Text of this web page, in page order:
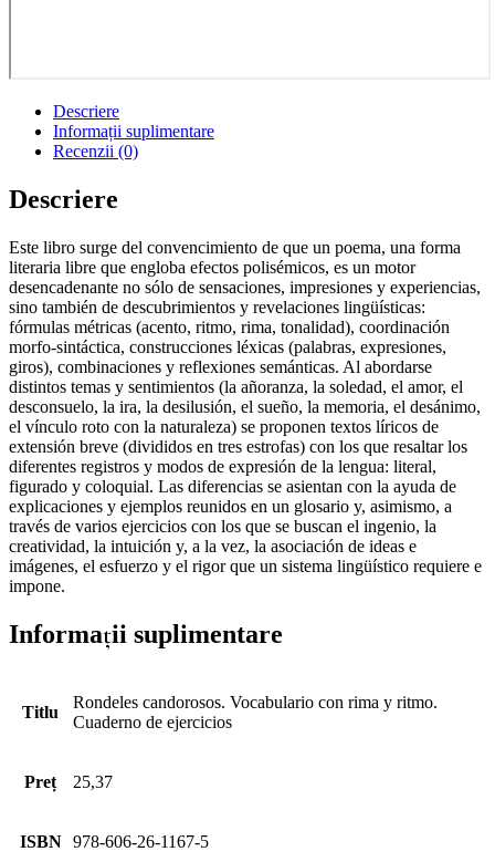
Descriere
Informații suplimentare
Recenzii (0)
Descriere
Este libro surge del convencimiento de que un poema, una forma
literaria libre que engloba efectos polisémicos, es un motor
desencadenante no sólo de sensaciones, impresiones y experiencias,
sino también de descubrimientos y revelaciones lingüísticas:
fórmulas métricas (acento, ritmo, rima, tonalidad), coordinación
morfo-sintáctica, construcciones léxicas (palabras, expresiones,
giros), combinaciones y reflexiones semánticas. Al abordarse
distintos temas y sentimientos (la añoranza, la soledad, el amor, el
desconsuelo, la ira, la desilusión, el sueño, la memoria, el desánimo,
el vínculo roto con la naturaleza) se proponen textos líricos de
extensión breve (divididos en tres estrofas) con los que resaltar los
diferentes registros y modos de expresión de la lengua: literal,
figurado y coloquial. Las diferencias se asientan con la ayuda de
explicaciones y ejemplos reunidos en un glosario y, asimismo, a
través de varios ejercicios con los que se buscan el ingenio, la
creatividad, la intuición y, a la vez, la asociación de ideas e
imágenes, el esfuerzo y el rigor que un sistema lingüístico requiere e
impone.
Informații suplimentare
Titlu
Rondeles candorosos. Vocabulario con rima y ritmo.
Cuaderno de ejercicios
Preț 25,37
ISBN 978-606-26-1167-5